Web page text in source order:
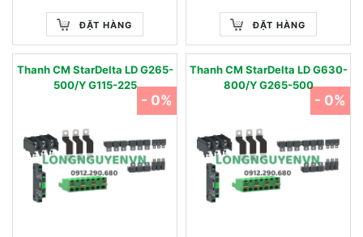
ĐẶT HÀNG ĐẶT HÀNG
Thanh CM StarDelta LD G265-
500/Y G115-225
- 0%
Thanh CM StarDelta LD G630-
800/Y G265-500
- 0%